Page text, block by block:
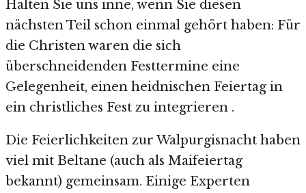
Halten Sie uns inne, wenn Sie diesen
nächsten Teil schon einmal gehört haben: Für
die Christen waren die sich
überschneidenden Festtermine eine
Gelegenheit, einen heidnischen Feiertag in
ein christliches Fest zu integrieren .
Die Feierlichkeiten zur Walpurgisnacht haben
viel mit Beltane (auch als Maifeiertag
bekannt) gemeinsam. Einige Experten